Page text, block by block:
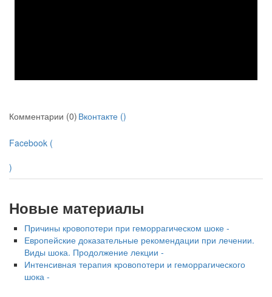
Комментарии (0) Вконтакте ()
Facebook (
)
Новые материалы
Причины кровопотери при геморрагическом шоке -
Европейские доказательные рекомендации при лечении.
Виды шока. Продолжение лекции -
Интенсивная терапия кровопотери и геморрагического
шока -